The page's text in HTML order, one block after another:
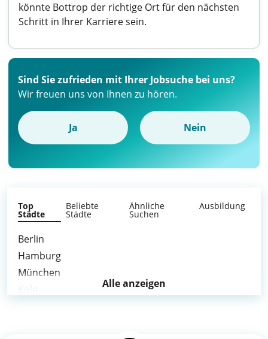
könnte Bottrop der richtige Ort für den nächsten
Schritt in Ihrer Karriere sein.
Sind Sie zufrieden mit Ihrer Jobsuche bei uns?
Wir freuen uns von Ihnen zu hören.
Ja Nein
Top
Städte
Beliebte
Städte
Ähnliche
Suchen
Ausbildung
Berlin
Hamburg
München
Alle anzeigen